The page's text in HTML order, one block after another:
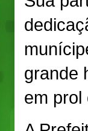
grande
em prol